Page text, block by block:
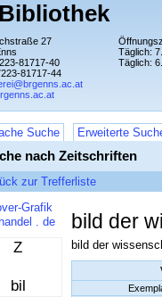
27
81717-40
81717-44
Täglich:
Täglich:
Suche Erweiterte
nach Zeitschriften
zur Trefferliste
. de
Z
bil
bild der
bild der